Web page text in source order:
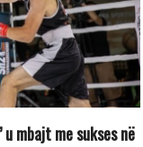
u mbajt me sukses në